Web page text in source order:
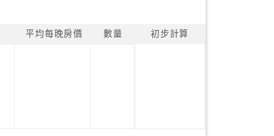
平均每晚房價 數量 初步計算